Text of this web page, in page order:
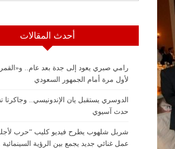
أحدث المقالات
رامي صبري يعود إلى جدة بعد عام..
لأول مرة أمام الجمهور السعودي
الدوسري يستقبل يان الإندونيسي.. وجاكرتا
حدث آسيوي
شربل شلهوب يطرح فيديو كليب “حرب
عمل غنائي جديد يجمع بين الرؤية